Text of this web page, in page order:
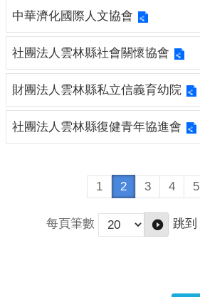
處
中華濟化國際人文協會
社團法人雲林縣社會關懷協會
財團法人雲林縣私立信義育幼院
社團法人雲林縣復健青年協進會
1 2 3 4 5
每頁筆數 跳到